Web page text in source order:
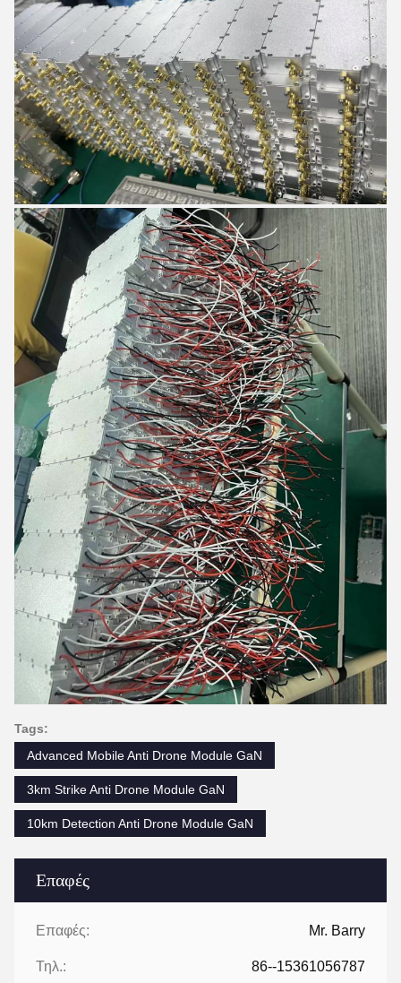
Επαφές
Επαφές: Mr. Barry
Τηλ.: 86--15361056787
Tags:
Advanced Mobile Anti Drone Module GaN
3km Strike Anti Drone Module GaN
10km Detection Anti Drone Module GaN